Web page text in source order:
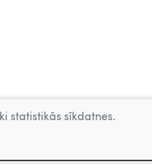
statistikās sīkdatnes.